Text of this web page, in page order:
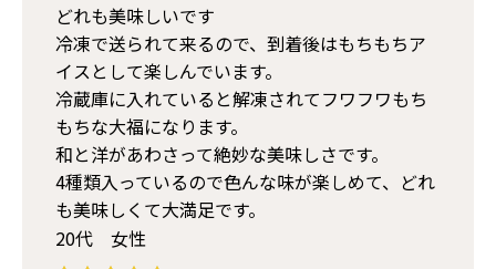
どれも美味しいです
冷凍で送られて来るので、到着後はもちもちア
イスとして楽しんでいます。
冷蔵庫に入れていると解凍されてフワフワもち
もちな大福になります。
和と洋があわさって絶妙な美味しさです。
4種類入っているので色んな味が楽しめて、どれ
も美味しくて大満足です。
20代 女性